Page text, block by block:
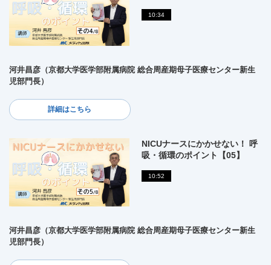
10:34
河井昌彦（京都大学医学部附属病院 総合周産期母子医療センター新生
児部門長）
詳細はこちら
NICUナースにかかせない！ 呼
吸・循環のポイント【05】
10:52
河井昌彦（京都大学医学部附属病院 総合周産期母子医療センター新生
児部門長）